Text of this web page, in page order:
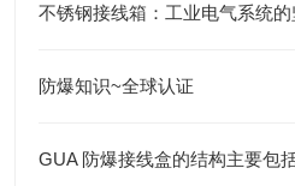
不锈钢接线箱：工业电气系统
防爆知识~全球认证